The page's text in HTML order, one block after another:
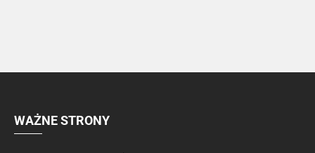
WAŻNE STRONY